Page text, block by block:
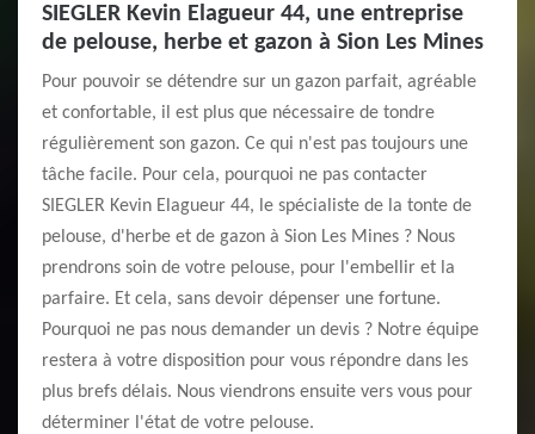
SIEGLER Kevin Elagueur 44, une entreprise
de pelouse, herbe et gazon à Sion Les Mines
Pour pouvoir se détendre sur un gazon parfait, agréable
et confortable, il est plus que nécessaire de tondre
régulièrement son gazon. Ce qui n'est pas toujours une
tâche facile. Pour cela, pourquoi ne pas contacter
SIEGLER Kevin Elagueur 44, le spécialiste de la tonte de
pelouse, d'herbe et de gazon à Sion Les Mines ? Nous
prendrons soin de votre pelouse, pour l'embellir et la
parfaire. Et cela, sans devoir dépenser une fortune.
Pourquoi ne pas nous demander un devis ? Notre équipe
restera à votre disposition pour vous répondre dans les
plus brefs délais. Nous viendrons ensuite vers vous pour
déterminer l'état de votre pelouse.